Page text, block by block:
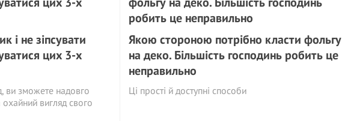
і не зіпсувати
цих 3-х
ви зможете надовго
вигляд свого
Якою стороною потрібно класти фольгу
на деко. Більшість господинь робить це
неправильно
Ці прості й доступні способи